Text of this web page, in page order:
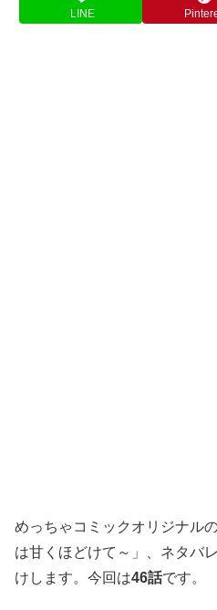
LINE
めっちゃコミックオリジナル
は甘くほどけて～」、ネタバ
けします。今回は46話です。